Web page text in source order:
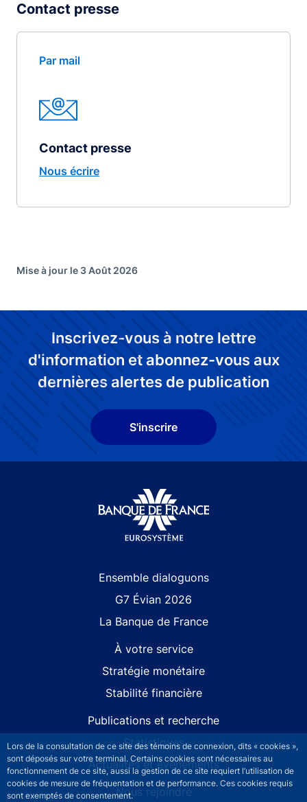
Lors de la consultation de ce site des témoins de connexion, dits « cookies »,
sont déposés sur votre terminal. Certains cookies sont nécessaires au
fonctionnement de ce site, aussi la gestion de ce site requiert l’utilisation de
cookies de mesure de fréquentation et de performance. Ces cookies requis
sont exemptés de consentement.
Contact presse
Par mail
Contact presse
Nous écrire
Mise à jour le 3 Août 2026
Inscrivez-vous à notre lettre
d'information et abonnez-vous aux
dernières alertes de publication
S'inscrire
Ensemble dialoguons
G7 Évian 2026
La Banque de France
À votre service
Stratégie monétaire
Stabilité financière
Publications et recherche
Statistiques
Actualités et événements
Nous rejoindre